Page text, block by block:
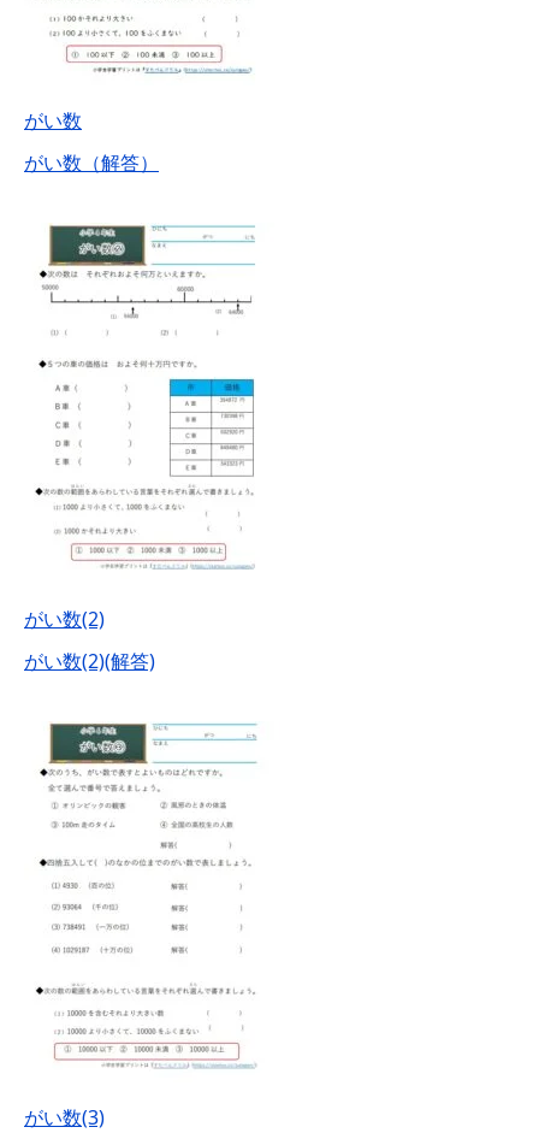
がい数
がい数（解答）
がい数(2)
がい数(2)(解答)
がい数(3)